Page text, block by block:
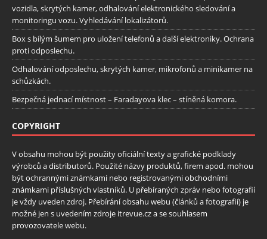
vozidla, skrytých kamer, odhalování elektronického sledování a
monitoringu vozu. Vyhledávání lokalizátorů.
Box s bílým šumem pro uložení telefonů a další elektroniky. Ochrana
proti odposlechu.
Odhalování odposlechu, skrytých kamer, mikrofonů a minikamer na
schůzkách.
Bezpečná jednací místnost – Faradayova klec – stíněná komora.
COPYRIGHT
V obsahu mohou být použity oficiální texty a grafické podklady
výrobců a distributorů. Použité názvy produktů, firem apod. mohou
být ochrannými známkami nebo registrovanými obchodními
známkami příslušných vlastníků. U přebíraných zpráv nebo fotografií
je vždy uveden zdroj. Přebírání obsahu webu (článků a fotografií) je
možné jen s uvedením zdroje itrevue.cz a se souhlasem
provozovatele webu.